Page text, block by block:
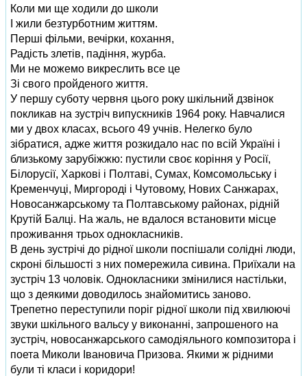
Коли ми ще ходили до школи
І жили безтурботним життям.
Перші фільми, вечірки, кохання,
Радість злетів, падіння, журба.
Ми не можемо викреслить все це
Зі свого пройденого життя.
У першу суботу червня цього року шкільний дзвінок
покликав на зустріч випускників 1964 року. Навчалися
ми у двох класах, всього 49 учнів. Нелегко було
зібратися, адже життя розкидало нас по всій Україні і
близькому зарубіжжю: пустили своє коріння у Росії,
Білорусії, Харкові і Полтаві, Сумах, Комсомольську і
Кременчуці, Миргороді і Чутовому, Нових Санжарах,
Новосанжарському та Полтавському районах, рідній
Крутій Балці. На жаль, не вдалося встановити місце
проживання трьох однокласників.
В день зустрічі до рідної школи поспішали солідні люди,
скроні більшості з них помережила сивина. Приїхали на
зустріч 13 чоловік. Однокласники змінилися настільки,
що з деякими доводилось знайомитись заново.
Трепетно переступили поріг рідної школи під хвилюючі
звуки шкільного вальсу у виконанні, запрошеного на
зустріч, новосанжарського самодіяльного композитора і
поета Миколи Івановича Призова. Якими ж рідними
були ті класи і коридори!